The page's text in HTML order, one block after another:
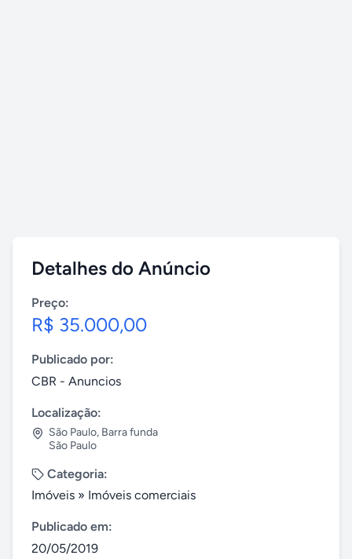
Detalhes do Anúncio
Preço:
R$ 35.000,00
Publicado por:
CBR - Anuncios
Localização:
São Paulo, Barra funda
São Paulo
Categoria:
Imóveis » Imóveis comerciais
Publicado em:
20/05/2019